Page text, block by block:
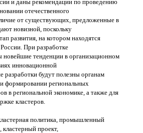
и даны рекомендации по проведению
отечественного
от существующих, предложенные в
новизной, поскольку
развития, на котором находятся
При разработке
тенденции в организационном
инновационной
разработки будут полезны органам
формировании региональных
в региональной экономике, а также для
кластеров.
политика, промышленный
кластерный проект,